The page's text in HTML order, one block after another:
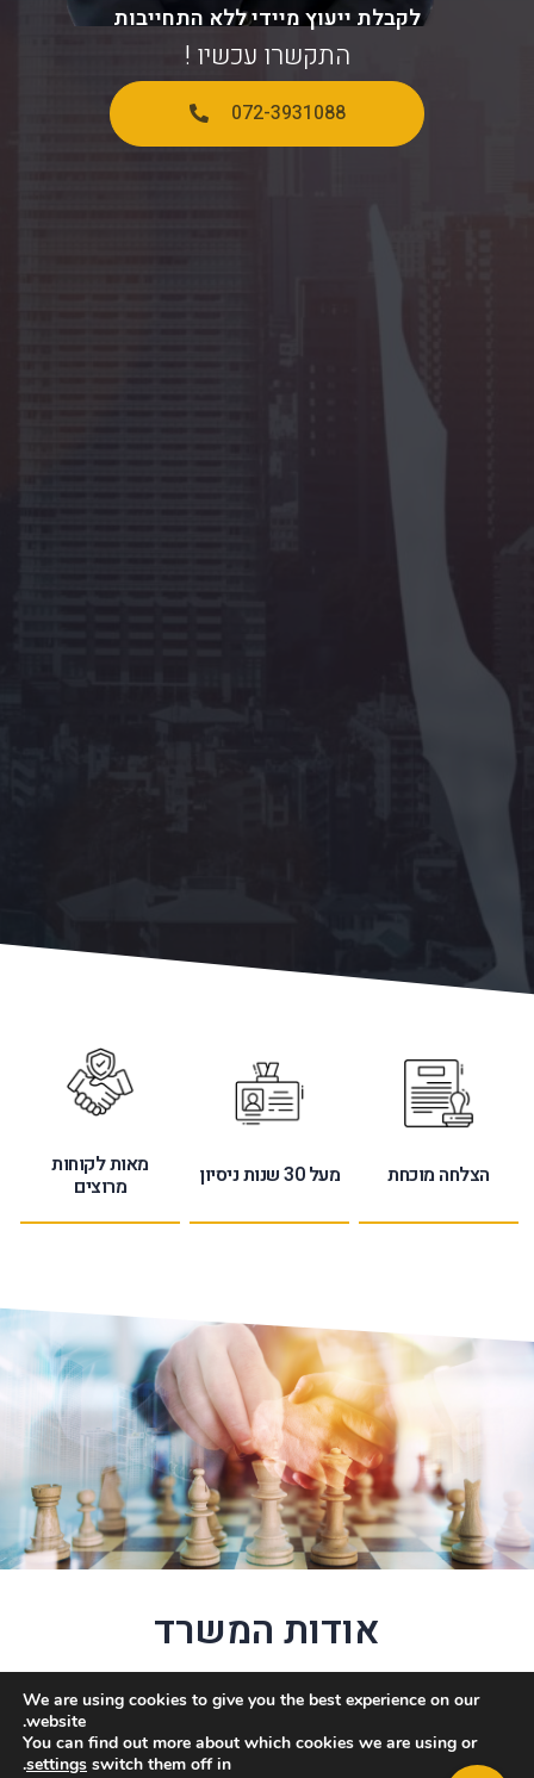
לקבלת ייעוץ מיידי ללא התחייבות
התקשרו עכשיו !
072-3931088
הצלחה מוכחת מעל 30 שנות ניסיון מאות לקוחות
מרוצים
אודות המשרד
משרדנו הממוקם בתל-אביב מטפל ומתמחה בכל תחומי
הירושות, הצוואות וכל הדרוש בתהליכי ההורשה והירושה, לרבות
קיום צוואה, הגנה על צוואה או התנגדות לצוואה ופסילתה,
We are using cookies to give you the best experience on our
website.
You can find out more about which cookies we are using or
switch them off in
settings
.